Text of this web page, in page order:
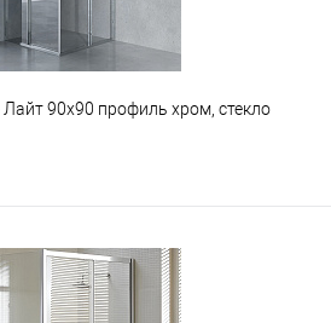
90x90 профиль хром, стекло
В корзину
В наличии